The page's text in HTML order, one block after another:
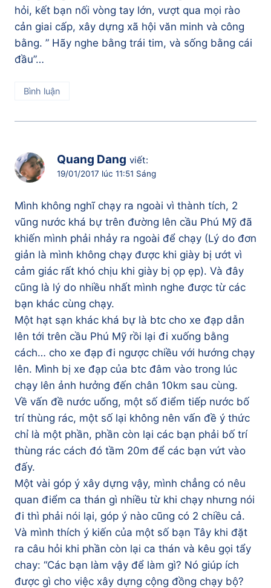
hỏi, kết bạn nối vòng tay lớn, vượt qua mọi rào
cản giai cấp, xây dựng xã hội văn minh và công
bằng. ” Hãy nghe bằng trái tim, và sống bằng cái
đầu”…
Bình luận
Quang Dang viết:
19/01/2017 lúc 11:51 Sáng
Mình không nghĩ chạy ra ngoài vì thành tích, 2
vũng nước khá bự trên đường lên cầu Phú Mỹ đã
khiến mình phải nhảy ra ngoài để chạy (Lý do đơn
giản là mình không chạy được khi giày bị ướt vì
cảm giác rất khó chịu khi giày bị ọp ẹp). Và đây
cũng là lý do nhiều nhất mình nghe được từ các
bạn khác cùng chạy.
Một hạt sạn khác khá bự là btc cho xe đạp dẫn
lên tới trên cầu Phú Mỹ rồi lại đi xuống bằng
cách… cho xe đạp đi ngược chiều với hướng chạy
lên. Mình bị xe đạp của btc đâm vào trong lúc
chạy lên ảnh hưởng đến chân 10km sau cùng.
Về vấn đề nước uống, một số điểm tiếp nước bố
trí thùng rác, một số lại không nên vấn đề ý thức
chỉ là một phần, phần còn lại các bạn phải bố trí
thùng rác cách đó tầm 20m để các bạn vứt vào
đấy.
Một vài góp ý xây dựng vậy, mình chẳng có nêu
quan điểm ca thán gì nhiều từ khi chạy nhưng nói
đi thì phải nói lại, góp ý nào cũng có 2 chiều cả.
Và mình thích ý kiến của một số bạn Tây khi đặt
ra câu hỏi khi phần còn lại ca thán và kêu gọi tẩy
chay: “Các bạn làm vậy để làm gì? Nó giúp ích
được gì cho việc xây dựng cộng đồng chạy bộ?